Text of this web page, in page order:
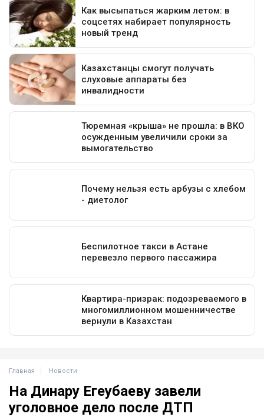
Главная Новости
На Динару Егеубаеву завели
уголовное дело после ДТП